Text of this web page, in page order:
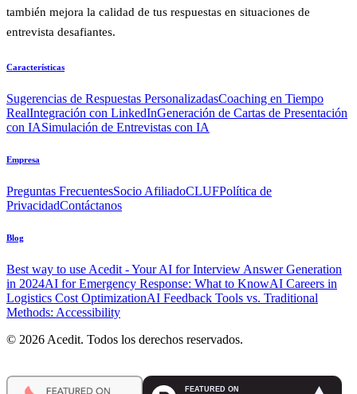
también mejora la calidad de tus respuestas en situaciones de
entrevista desafiantes.
Características
Sugerencias de Respuestas PersonalizadasCoaching en Tiempo
RealIntegración con LinkedInGeneración de Cartas de Presentación
con IASimulación de Entrevistas con IA
Empresa
Preguntas FrecuentesSocio AfiliadoCLUFPolítica de
PrivacidadContáctanos
Blog
Best way to use Acedit - Your AI for Interview Answer Generation
in 2024AI for Emergency Response: What to KnowAI Careers in
Logistics Cost OptimizationAI Feedback Tools vs. Traditional
Methods: Accessibility
© 2026 Acedit. Todos los derechos reservados.